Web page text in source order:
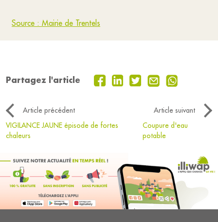
Source : Mairie de Trentels
Partagez l'article
Article précédent
Article suivant
VIGILANCE JAUNE épisode de fortes
chaleurs
Coupure d'eau
potable